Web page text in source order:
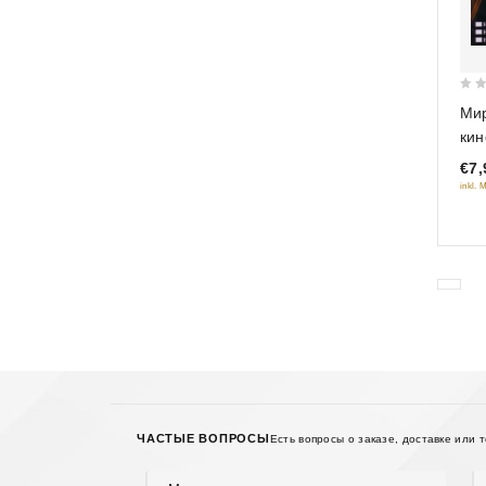
out
of
5
inkl.
ЧАСТЫЕ ВОПРОСЫЕсть вопросы о заказе, доставке или